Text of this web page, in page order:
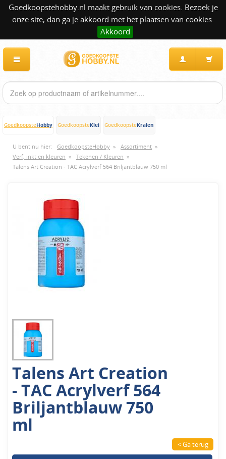
Goedkoopstehobby.nl maakt gebruik van cookies. Bezoek je
onze site, dan ga je akkoord met het plaatsen van cookies.
Akkoord
GoedkoopsteHobby GoedkoopsteKlei GoedkoopsteKralen
U bent nu hier: GoedkoopsteHobby » Assortiment »
Verf, inkt en kleuren » Tekenen / Kleuren »
Talens Art Creation - TAC Acrylverf 564 Briljantblauw 750 ml
Talens Art Creation
- TAC Acrylverf 564
Briljantblauw 750
ml
< Ga terug